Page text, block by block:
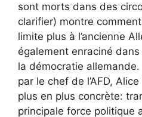
sont morts dans des
clarifier) ​​montre
limite plus à l’ancienne
également enraciné
la démocratie allemande.
par le chef de l’AFD,
plus en plus concrète:
principale force politique